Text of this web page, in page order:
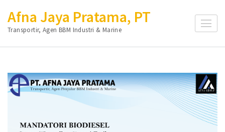
ke
konten
(Tekan
Afna Jaya Pratama, PT
Transportir, Agen BBM Industri & Marine